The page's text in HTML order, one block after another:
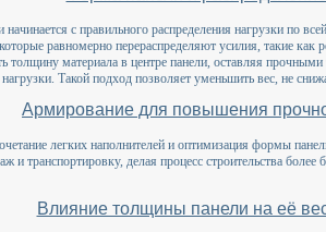
с правильного распределения нагрузки по
равномерно перераспределяют усилия, такие как
толщину материала в центре панели, оставляя
Такой подход позволяет уменьшить вес, не
Армирование для повышения
легких наполнителей и оптимизация формы
и транспортировку, делая процесс строительства
Влияние толщины панели на её